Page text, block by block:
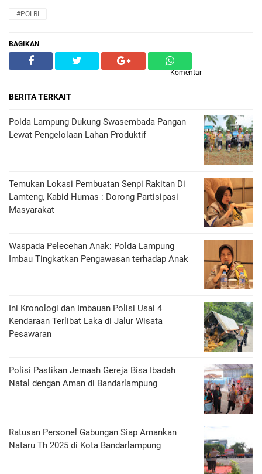
#POLRI
BAGIKAN
Komentar
BERITA TERKAIT
Polda Lampung Dukung Swasembada Pangan
Lewat Pengelolaan Lahan Produktif
Temukan Lokasi Pembuatan Senpi Rakitan Di
Lamteng, Kabid Humas : Dorong Partisipasi
Masyarakat
Waspada Pelecehan Anak: Polda Lampung
Imbau Tingkatkan Pengawasan terhadap Anak
Ini Kronologi dan Imbauan Polisi Usai 4
Kendaraan Terlibat Laka di Jalur Wisata
Pesawaran
Polisi Pastikan Jemaah Gereja Bisa Ibadah
Natal dengan Aman di Bandarlampung
Ratusan Personel Gabungan Siap Amankan
Nataru Th 2025 di Kota Bandarlampung